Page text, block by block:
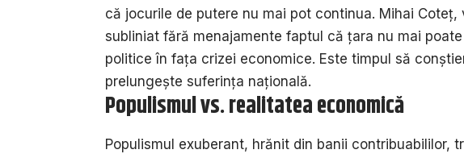
că jocurile de putere nu mai pot continua. Mihai
subliniat fără menajamente faptul că țara nu mai
politice în fața crizei economice. Este timpul să
prelungește suferința națională.
Populismul vs. realitatea economică
Populismul exuberant, hrănit din banii contribuabililor,